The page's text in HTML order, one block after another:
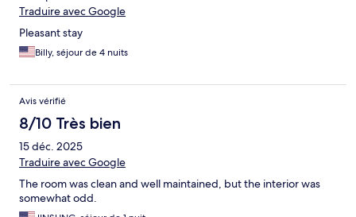
Traduire avec Google
Pleasant stay
Billy, séjour de 4 nuits
Avis vérifié
8/10 Très bien
15 déc. 2025
Traduire avec Google
The room was clean and well maintained, but the interior was
somewhat odd.